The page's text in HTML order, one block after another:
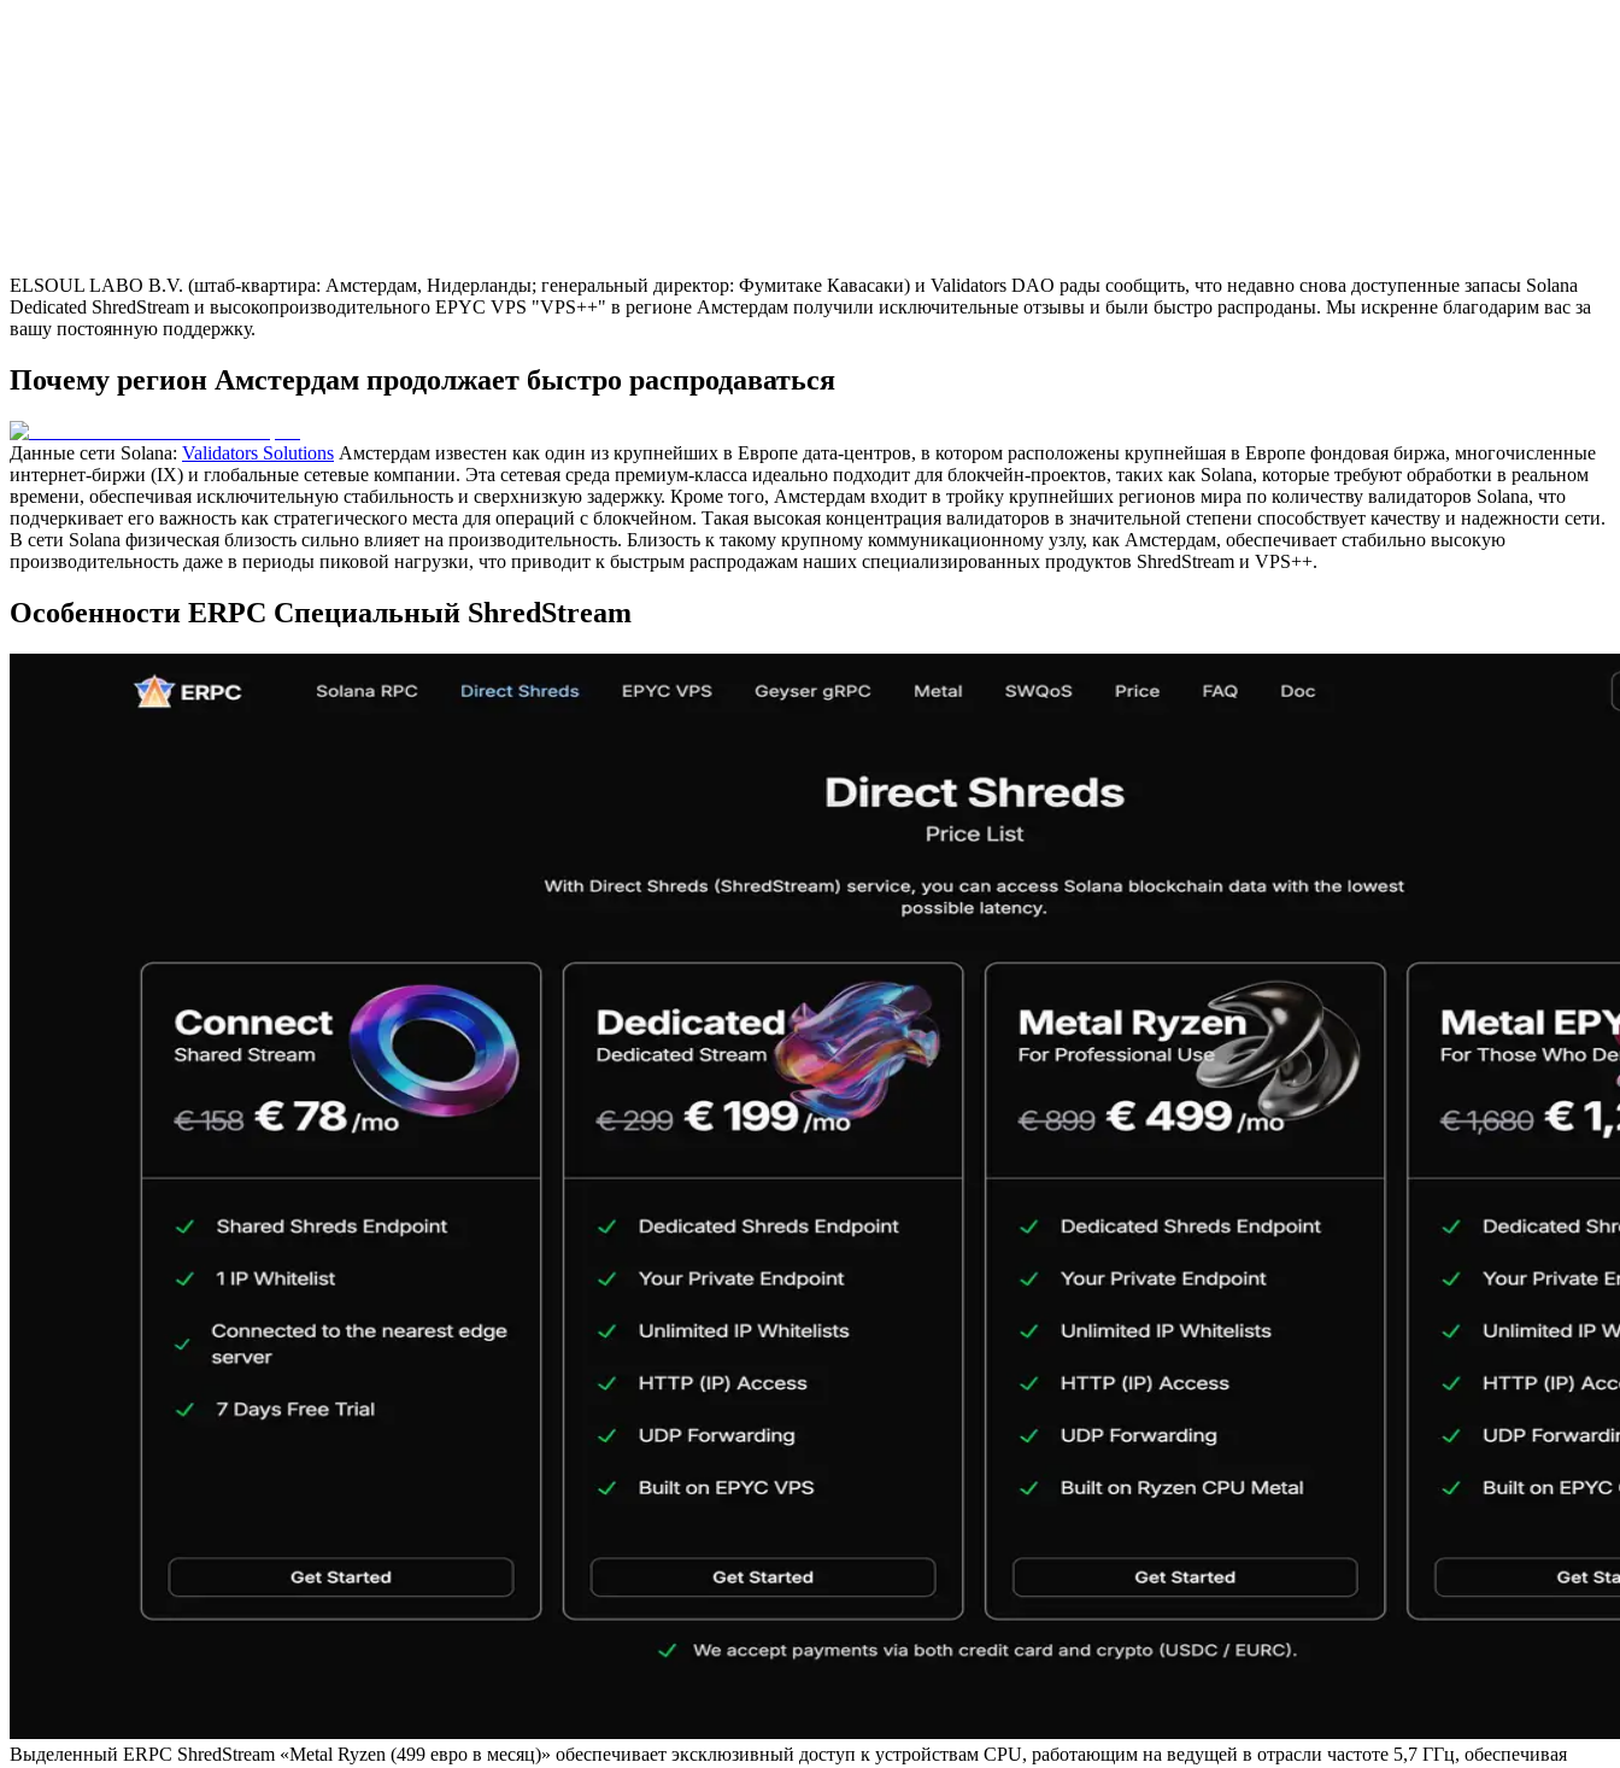
ELSOUL LABO B.V. (штаб-квартира: Амстердам, Нидерланды; генеральный директор: Фумитаке Кавасаки) и Validators DAO рады сообщить, что недавно снова доступенные запасы Solana
Dedicated ShredStream и высокопроизводительного EPYC VPS "VPS++" в регионе Амстердам получили исключительные отзывы и были быстро распроданы. Мы искренне благодарим вас за
вашу постоянную поддержку.
Почему регион Амстердам продолжает быстро распродаваться
Данные сети Solana: Validators Solutions Амстердам известен как один из крупнейших в Европе дата-центров, в котором расположены крупнейшая в Европе фондовая биржа, многочисленные
интернет-биржи (IX) и глобальные сетевые компании. Эта сетевая среда премиум-класса идеально подходит для блокчейн-проектов, таких как Solana, которые требуют обработки в реальном
времени, обеспечивая исключительную стабильность и сверхнизкую задержку. Кроме того, Амстердам входит в тройку крупнейших регионов мира по количеству валидаторов Solana, что
подчеркивает его важность как стратегического места для операций с блокчейном. Такая высокая концентрация валидаторов в значительной степени способствует качеству и надежности сети.
В сети Solana физическая близость сильно влияет на производительность. Близость к такому крупному коммуникационному узлу, как Амстердам, обеспечивает стабильно высокую
производительность даже в периоды пиковой нагрузки, что приводит к быстрым распродажам наших специализированных продуктов ShredStream и VPS++.
Особенности ERPC Специальный ShredStream
Выделенный ERPC ShredStream «Metal Ryzen (499 евро в месяц)» обеспечивает эксклюзивный доступ к устройствам CPU, работающим на ведущей в отрасли частоте 5,7 ГГц, обеспечивая